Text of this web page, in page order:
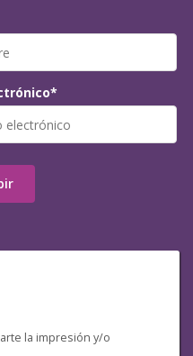
la impresión y/o